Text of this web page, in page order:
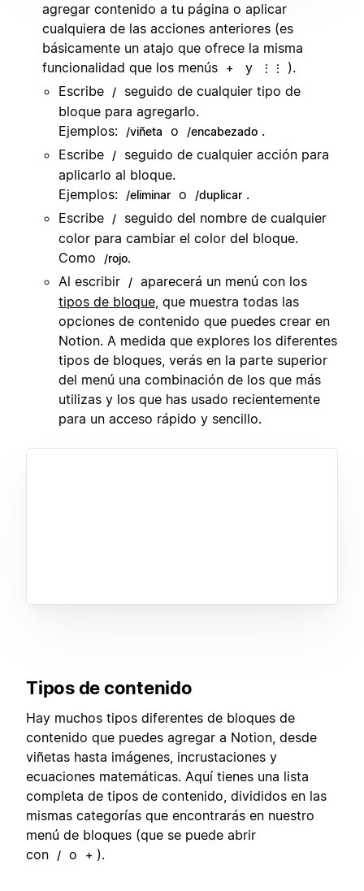
agregar contenido a tu página o aplicar
cualquiera de las acciones anteriores (es
básicamente un atajo que ofrece la misma
funcionalidad que los menús
+ y ⋮⋮
).
Escribe
/
seguido de cualquier tipo de
bloque para agregarlo.
Ejemplos:
/viñeta o /encabezado .
Escribe
/
seguido de cualquier acción para
aplicarlo al bloque.
Ejemplos:
/eliminar o /duplicar .
Escribe
/
seguido del nombre de cualquier
color para cambiar el color del bloque.
Como
/rojo.
Al escribir / aparecerá un menú con los
tipos de bloque, que muestra todas las
opciones de contenido que puedes crear en
Notion. A medida que explores los diferentes
tipos de bloques, verás en la parte superior
del menú una combinación de los que más
utilizas y los que has usado recientemente
para un acceso rápido y sencillo.
Tipos de contenido
Hay muchos tipos diferentes de bloques de
contenido que puedes agregar a Notion, desde
viñetas hasta imágenes, incrustaciones y
ecuaciones matemáticas. Aquí tienes una lista
completa de tipos de contenido, divididos en las
mismas categorías que encontrarás en nuestro
menú de bloques (que se puede abrir
con
/ o + ).